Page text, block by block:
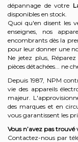
dépannage de votre
disponibles en stock.
Quoi qu'en disent les
enseignes, nos
encombrants dès la
pour leur donner une
Ne jetez plus,
pièces détachées... ne
Depuis 1987, NPM
vie des appareils
majeur.
des marques et en
vous garantissent les
Vous n’avez pas
Contactez-nous par